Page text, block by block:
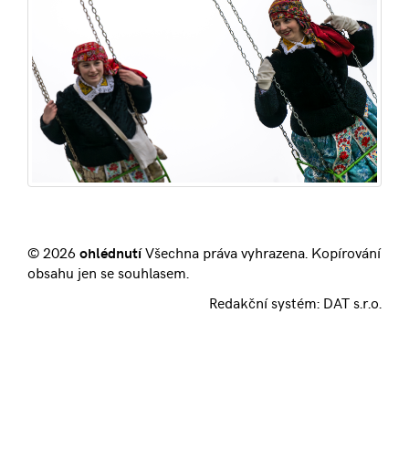
© 2026ohlédnutíVšechna práva vyhrazena. Kopírování
obsahu jen se souhlasem.
Redakční systém: DAT s.r.o.